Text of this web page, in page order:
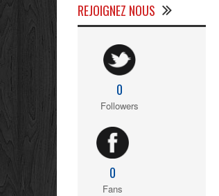
REJOIGNEZ NOUS
0
Followers
0
Fans